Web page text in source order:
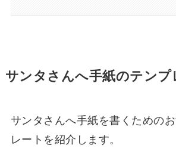
サンタさんへ手紙のテンプ
サンタさんへ手紙を書くための
レートを紹介します。